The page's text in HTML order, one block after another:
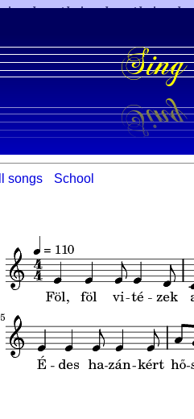
songs School